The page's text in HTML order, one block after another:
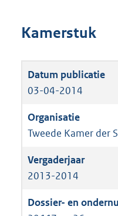
Kamerstuk
03-04-2014
Tweede Kamer der
2013-2014